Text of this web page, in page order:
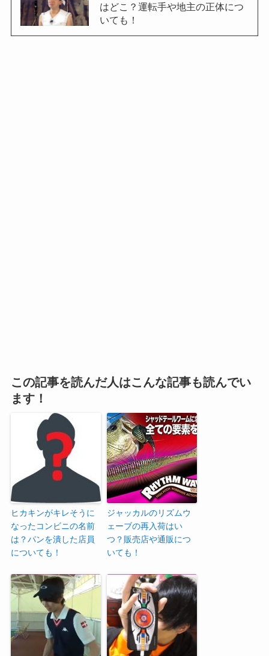
はどこ？運転手や地主の正体につ
いても！
この記事を読んだ人はこんな記事も読んでい
ます！
ヒカキンがキレそうに
なったコンビニの名前
は？パンを潰した店員
についても！
ジャッカルのリズムウ
ェーブの再入荷はい
つ？販売店や通販につ
いても！